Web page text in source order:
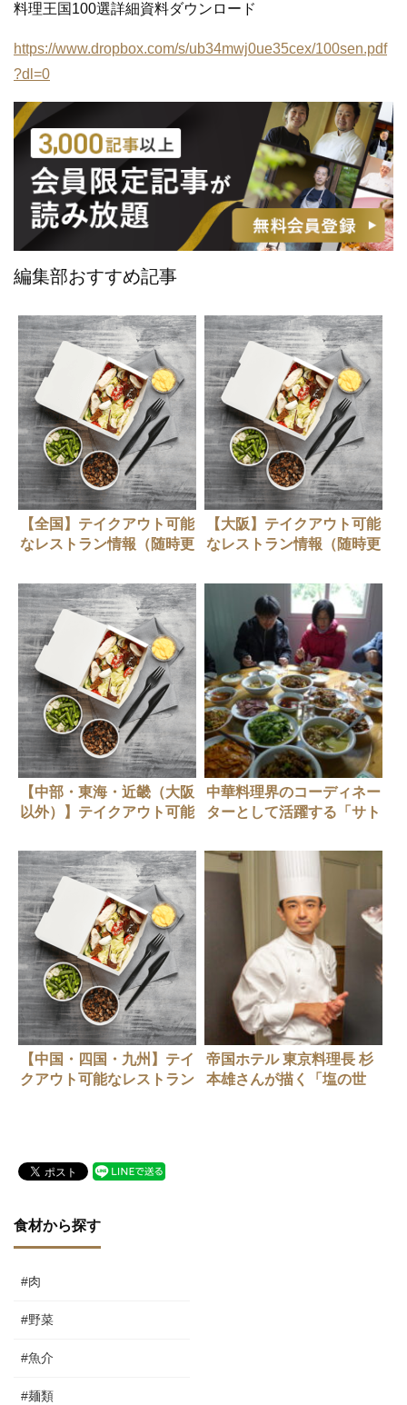
料理王国100選詳細資料ダウンロード
https://www.dropbox.com/s/ub34mwj0ue35cex/100sen.pdf
?dl=0
編集部おすすめ記事
【全国】テイクアウト可能
なレストラン情報（随時更
【大阪】テイクアウト可能
なレストラン情報（随時更
【中部・東海・近畿（大阪
以外）】テイクアウト可能
新中）
中華料理界のコーディネー
ターとして活躍する「サト
【中国・四国・九州】テイ
クアウト可能なレストラン
帝国ホテル 東京料理長 杉
本雄さんが描く「塩の世
食材から探す
#肉
#野菜
#魚介
#麺類